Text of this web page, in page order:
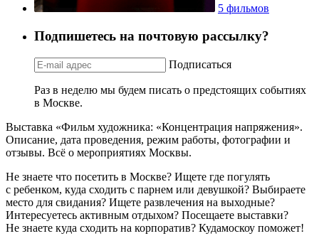
5 фильмов
Подпишетесь на почтовую рассылку?
Подписаться
Раз в неделю мы будем писать о предстоящих событиях
в Москве.
Выставка «Фильм художника: «Концентрация напряжения».
Описание, дата проведения, режим работы, фотографии и
отзывы. Всё о мероприятиях Москвы.
Не знаете что посетить в Москве? Ищете где погулять
с ребенком, куда сходить с парнем или девушкой? Выбираете
место для свидания? Ищете развлечения на выходные?
Интересуетесь активным отдыхом? Посещаете выставки?
Не знаете куда сходить на корпоратив? Кудамоскоу поможет!